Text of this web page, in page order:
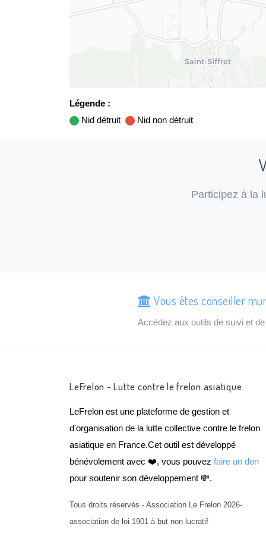
Légende :
Nid détruit
Nid non détruit
Participez à la
Vous êtes conseiller
Accédez aux outils de suivi et
LeFrelon - Lutte contre le frelon asiatique
LeFrelon est une plateforme de gestion et
d'organisation de la lutte collective contre le frelon
asiatique en France.Cet outil est développé
bénévolement avec ❤️, vous pouvez faire un don
pour soutenir son développement 💸.
Tous droits réservés - Association Le Frelon 2026-
association de loi 1901 à but non lucratif